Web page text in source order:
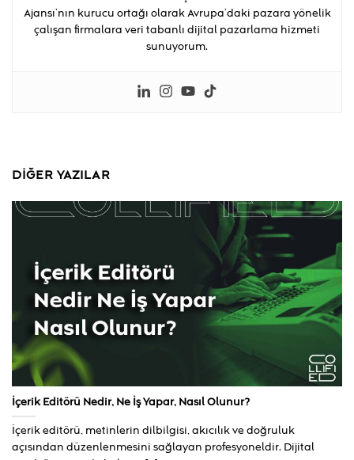
Ajansı’nın kurucu ortağı olarak Avrupa’daki pazara yönelik
çalışan firmalara veri tabanlı dijital pazarlama hizmeti
sunuyorum.
DIĞER YAZILAR
İçerik Editörü Nedir, Ne İş Yapar, Nasıl Olunur?
İçerik editörü, metinlerin dilbilgisi, akıcılık ve doğruluk
açısından düzenlenmesini sağlayan profesyoneldir. Dijital